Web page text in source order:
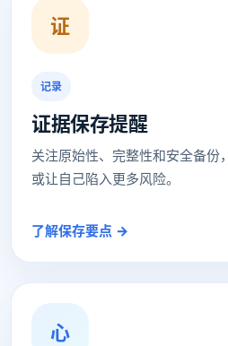
证
记录
证据保存提醒
关注原始性、完整性和安全备份
或让自己陷入更多风险。
了解保存要点 →
心